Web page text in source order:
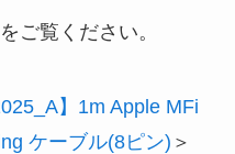
ご覧ください。
】1m Apple MFi
ケーブル(8ピン) ＞